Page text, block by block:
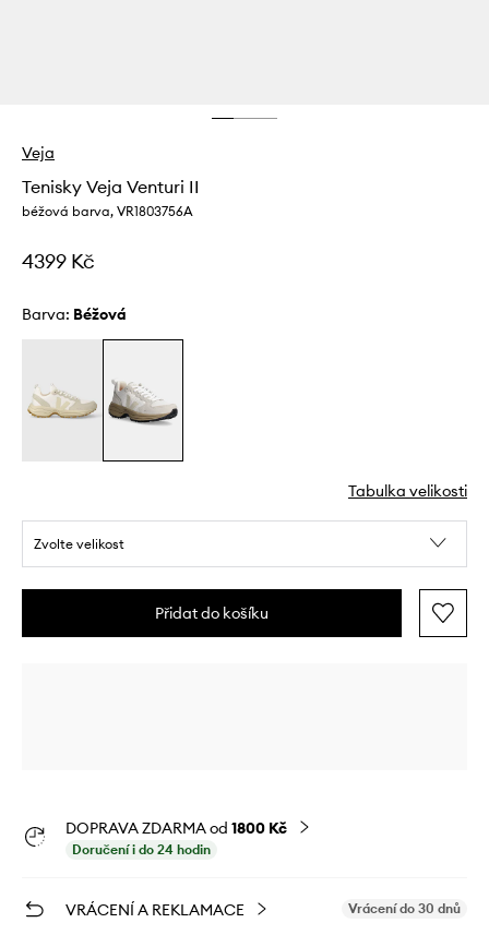
Veja
Tenisky Veja Venturi II
béžová barva, VR1803756A
4399 Kč
Barva: béžová
Tabulka velikosti
Zvolte velikost
Přidat do košíku
DOPRAVA ZDARMA od 1800 Kč
Doručení i do 24 hodin
VRÁCENÍ A REKLAMACE Vrácení do 30 dnů